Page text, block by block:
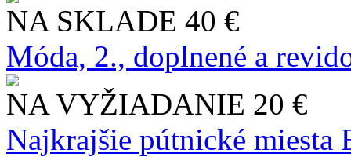
NA SKLADE 40 €
Móda, 2., doplnené a
NA VYŽIADANIE 20 €
Najkrajšie pútnické miesta